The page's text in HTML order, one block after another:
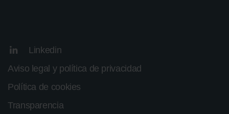
Linkedin
Aviso legal y política de privacidad
Política de cookies
Transparencia